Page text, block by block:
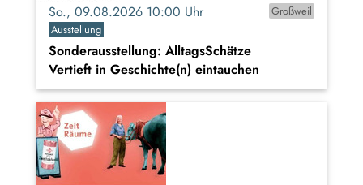
So., 09.08.2026 10:00 Uhr
Großweil
Ausstellung
Sonderausstellung: AlltagsSchätze
Vertieft in Geschichte(n) eintauchen